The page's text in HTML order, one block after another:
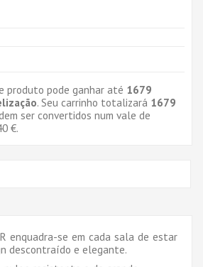
produto pode ganhar até 1679
. Seu carrinho totalizará 1679
ser convertidos num vale de
€.
enquadra-se em cada sala de estar
descontraído e elegante.